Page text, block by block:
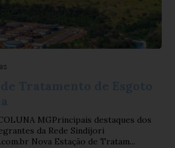
MGPrincipais destaques dos
da Rede Sindijori
Nova Estação de Tratam...